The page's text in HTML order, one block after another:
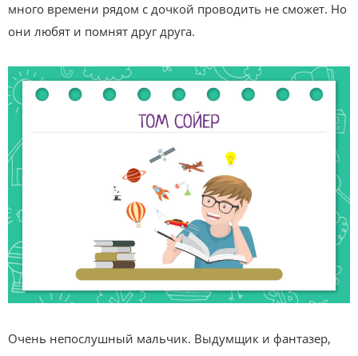
много времени рядом с дочкой проводить не сможет. Но
они любят и помнят друг друга.
Очень непослушный мальчик. Выдумщик и фантазер,